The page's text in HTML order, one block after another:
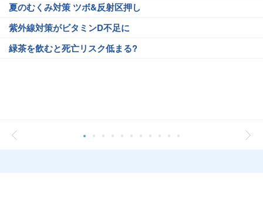
夏のむくみ対策 ツボ&反射区押し
紫外線対策がビタミンD不足に
緑茶を飲むと死亡リスク低まる?